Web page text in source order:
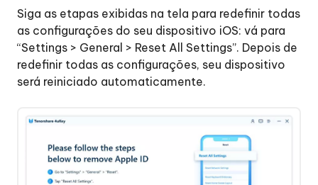
Siga as etapas exibidas na tela para redefinir todas
as configurações do seu dispositivo iOS: vá para
“Settings > General > Reset All Settings”. Depois de
redefinir todas as configurações, seu dispositivo
será reiniciado automaticamente.